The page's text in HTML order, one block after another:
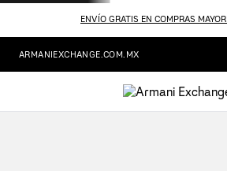
ENVÍO GRATIS EN COMPRAS
ARMANIEXCHANGE.COM.MX